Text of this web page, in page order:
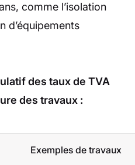
comme l’isolation
d’équipements
des taux de TVA
des travaux :
Exemples de travaux